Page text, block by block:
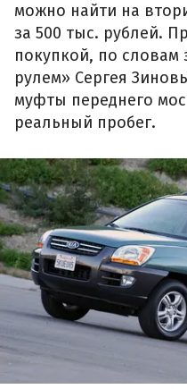
можно найти на
за 500 тыс. рублей.
покупкой, по словам
рулем» Сергея
муфты переднего
реальный пробег.